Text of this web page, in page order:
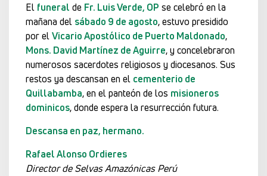
El funeral de Fr. Luis Verde, OP se celebró en la
mañana del sábado 9 de agosto, estuvo presidido
por elVicario Apostólico de Puerto Maldonado,
Mons. David Martínez de Aguirre, y concelebraron
numerosos sacerdotes religiosos y diocesanos. Sus
restos ya descansan en el cementerio de
Quillabamba, en el panteón de los misioneros
dominicos, donde espera la resurrección futura.
Descansa en paz, hermano.
Rafael Alonso Ordieres
Director de Selvas Amazónicas Perú